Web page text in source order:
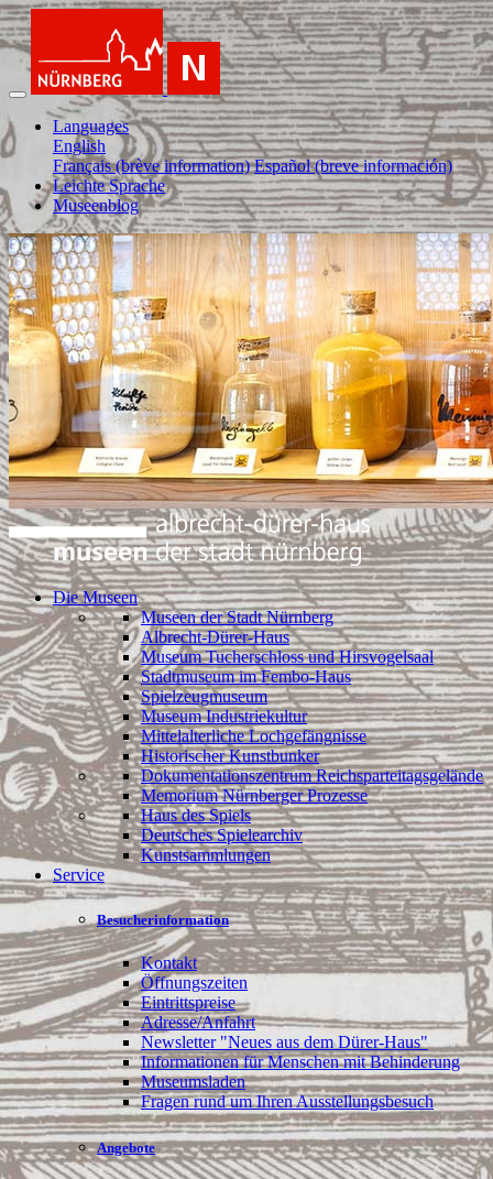
Languages
English
Français (brève information) Español (breve información)
Leichte Sprache
Museenblog
Die Museen
Museen der Stadt Nürnberg
Albrecht-Dürer-Haus
Museum Tucherschloss und Hirsvogelsaal
Stadtmuseum im Fembo-Haus
Spielzeugmuseum
Museum Industriekultur
Mittelalterliche Lochgefängnisse
Historischer Kunstbunker
Dokumentationszentrum Reichsparteitagsgelände
Memorium Nürnberger Prozesse
Haus des Spiels
Deutsches Spielearchiv
Kunstsammlungen
Service
Besucherinformation
Kontakt
Öffnungszeiten
Eintrittspreise
Adresse/Anfahrt
Newsletter "Neues aus dem Dürer-Haus"
Informationen für Menschen mit Behinderung
Museumsladen
Fragen rund um Ihren Ausstellungsbesuch
Angebote